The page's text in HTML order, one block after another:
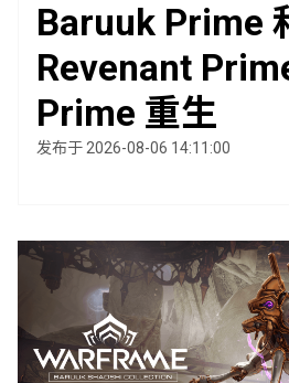
Baruuk Prime
Revenant
Prime 重生
发布于 2026-08-06 14:11:00